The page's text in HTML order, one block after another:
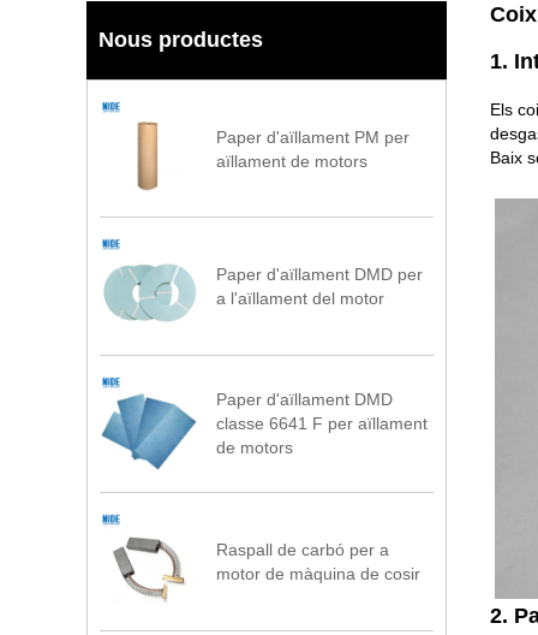
Nous productes
Paper d'aïllament PM per
aïllament de motors
Paper d'aïllament DMD per
a l'aïllament del motor
Paper d'aïllament DMD
classe 6641 F per aïllament
de motors
Raspall de carbó per a
motor de màquina de cosir
1.
Els
Baix
2.